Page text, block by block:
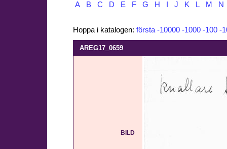
A B C D E F G H J K L M N
Hoppa i katalogen: första -10000 -1000 -100 -
AREG17_0659
BILD